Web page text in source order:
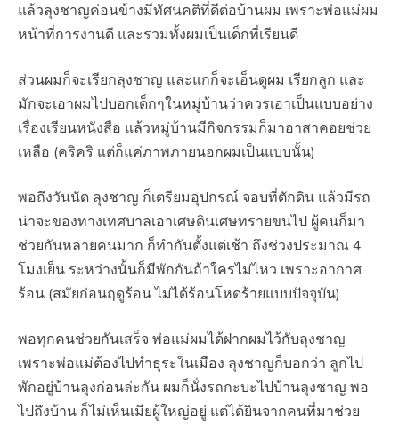
แล้วลุงชาญค่อนข้างมีทัศนคติที่ดีต่อบ้านผม เพราะพ่อแม่ผม
หน้าที่การงานดี และรวมทั้งผมเป็นเด็กที่เรียนดี
ส่วนผมก็จะเรียกลุงชาญ และแกก็จะเอ็นดูผม เรียกลูก และ
มักจะเอาผมไปบอกเด็กๆในหมู่บ้านว่าควรเอาเป็นแบบอย่าง
เรื่องเรียนหนังสือ แล้วหมู่บ้านมีกิจกรรมก็มาอาสาคอยช่วย
เหลือ (คริคริ แต่ก็แค่ภาพภายนอกผมเป็นแบบนั้น)
พอถึงวันนัด ลุงชาญ ก็เตรียมอุปกรณ์ จอบที่ตักดิน แล้วมีรถ
น่าจะของทางเทศบาลเอาเศษดินเศษทรายขนไป ผู้คนก็มา
ช่วยกันหลายคนมาก ก็ทำกันตั้งแต่เช้า ถึงช่วงประมาณ 4
โมงเย็น ระหว่างนั้นก็มีพักกันถ้าใครไม่ไหว เพราะอากาศ
ร้อน (สมัยก่อนฤดูร้อน ไม่ได้ร้อนโหดร้ายแบบปัจจุบัน)
พอทุกคนช่วยกันเสร็จ พ่อแม่ผมได้ฝากผมไว้กับลุงชาญ
เพราะพ่อแม่ต้องไปทำธุระในเมือง ลุงชาญก็บอกว่า ลูกไป
พักอยู่บ้านลุงก่อนล่ะกัน ผมก็นั่งรถกะบะไปบ้านลุงชาญ พอ
ไปถึงบ้าน ก็ไม่เห็นเมียผู้ใหญ่อยู่ แต่ได้ยินจากคนที่มาช่วย